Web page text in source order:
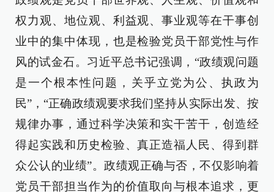
权力观、地位观、利益观、事业观等在干事创
业中的集中体现，也是检验党员干部党性与作
风的试金石。习近平总书记强调，“政绩观问题
是一个根本性问题，关乎立党为公、执政为
民”，“正确政绩观要求我们坚持从实际出发、按
规律办事，通过科学决策和实干苦干，创造经
得起实践和历史检验、真正造福人民、得到群
众公认的业绩”。政绩观正确与否，不仅影响着
党员干部担当作为的价值取向与根本追求，更